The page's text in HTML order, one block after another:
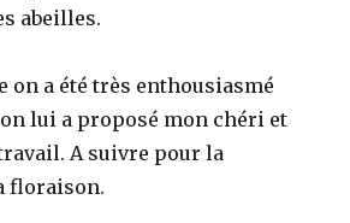
abeilles.
on a été très enthousiasmé
lui a proposé mon chéri et
A suivre pour la
floraison.